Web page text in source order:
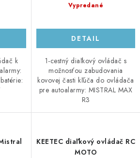
k
Vypredané
DETAIL
1-cestný diaľkový ovládač s
možnosťou zabudovania
kovovej časti kľúča do ovládača
pre autoalarmy: MISTRAL MAX
R3
KEETEC diaľkový ovládač RC
MOTO